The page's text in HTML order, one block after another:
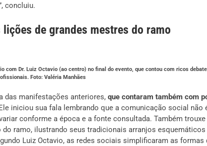
concluiu.
lições de grandes mestres do ramo
com Dr. Luiz Octavio (ao centro) no final do evento, que contou com ricos
Foto: Valéria Manhães
das manifestações anteriores, que contaram também com
iniciou sua fala lembrando que a comunicação social não
conforme a época e a fonte consultada. Também
ramo, ilustrando seus tradicionais arranjos
Luiz Octavio, as redes sociais simplificaram as